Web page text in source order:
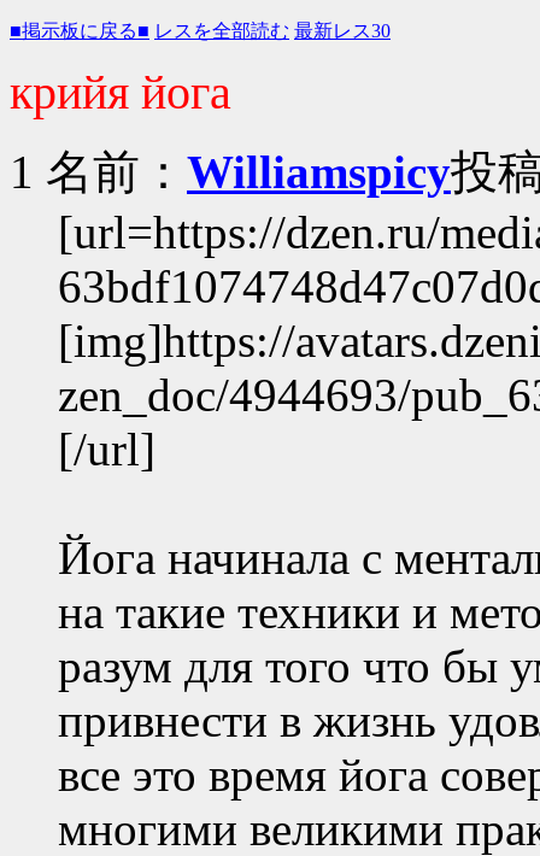
■掲示板に戻る■ レスを全部読む 最新レス30
крийя йога
1 名前： Williamspicy投
[url=https://dzen.ru/
[img]https://
zen_doc/4944693/
[/url]
Йога начинала с
на такие техники и
разум для того что бы
привнести в жизнь
все это время йога
многими великими